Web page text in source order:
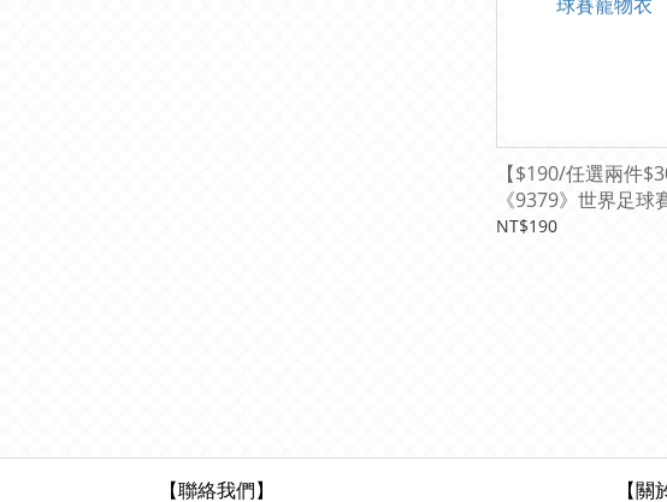
【$190/任選兩件
《9379》世界足球
衣
NT$190
【聯絡我們】 【關